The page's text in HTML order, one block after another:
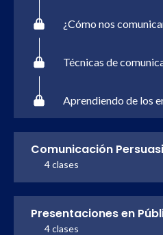
¿Cómo nos
Técnicas de
Aprendiendo de los
Comunicación
4 clases
Presentaciones en
4 clases